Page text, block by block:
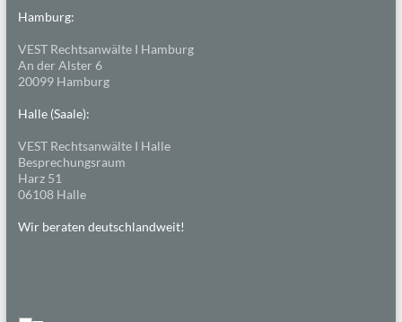
Hamburg:
VEST Rechtsanwälte I Hamburg
An der Alster 6
20099 Hamburg
Halle (Saale):
VEST Rechtsanwälte I Halle
Besprechungsraum
Harz 51
06108 Halle
Wir beraten deutschlandweit!